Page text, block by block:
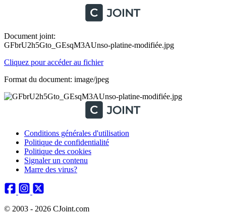
Document joint:
GFbrU2h5Gto_GEsqM3AUnso-platine-modifiée.jpg
Cliquez pour accéder au fichier
Format du document: image/jpeg
Conditions générales d'utilisation
Politique de confidentialité
Politique des cookies
Signaler un contenu
Marre des virus?
© 2003 - 2026 CJoint.com